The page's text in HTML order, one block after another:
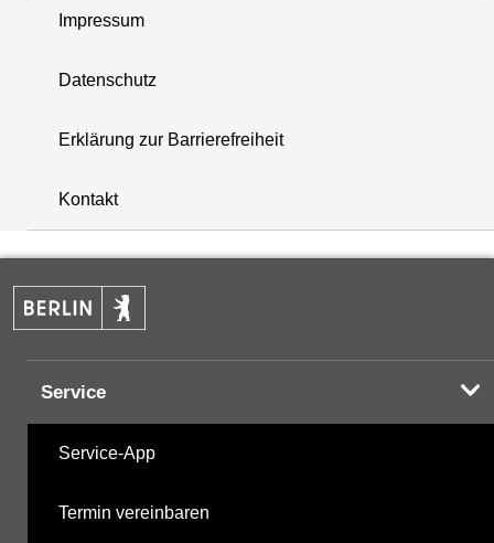
+
−
Impressum
Datenschutz
Erklärung zur Barrierefreiheit
Kontakt
Service
Service-App
Termin vereinbaren